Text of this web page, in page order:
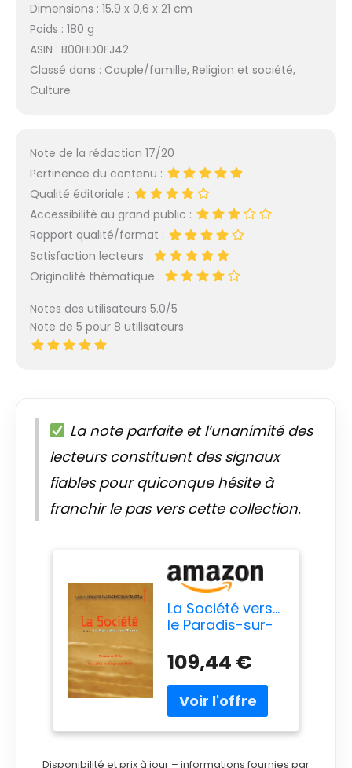
Dimensions : 15,9 x 0,6 x 21 cm
Poids : 180 g
ASIN : B00HD0FJ42
Classé dans : Couple/famille, Religion et société,
Culture
Note de la rédaction 17/20
Pertinence du contenu :
Qualité éditoriale :
Accessibilité au grand public :
Rapport qualité/format :
Satisfaction lecteurs :
Originalité thématique :
Notes des utilisateurs 5.0/5
Note de 5 pour 8 utilisateurs
La note parfaite et l’unanimité des
lecteurs constituent des signaux
fiables pour quiconque hésite à
franchir le pas vers cette collection.
La Société vers...
le Paradis-sur-
109,44 €
Disponibilité et prix à jour – informations fournies par